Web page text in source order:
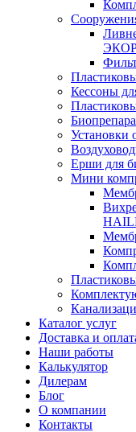
Кессоны
Установки
Ерши для
Мини
Каталог услуг
Доставка и
Наши работы
Калькулятор
Дилерам
Блог
О компании
Контакты